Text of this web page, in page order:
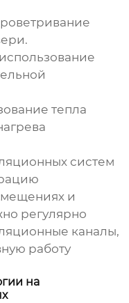
тепла
систем
и
регулярно
каналы,
работу
на